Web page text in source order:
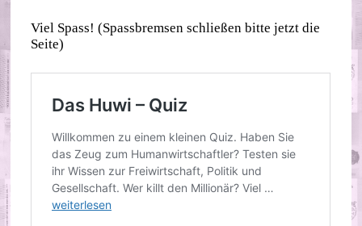
Viel Spass! (Spassbremsen schließen bitte jetzt die
Seite)